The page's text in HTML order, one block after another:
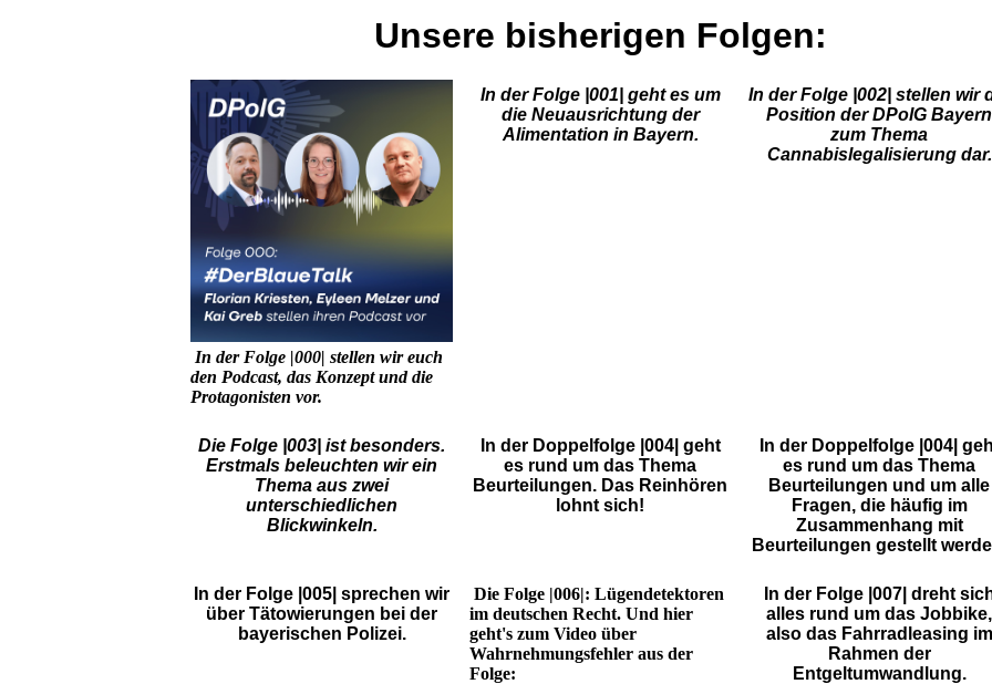
Unsere bisherigen Folgen:
In der Folge |000| stellen wir euch
den Podcast, das Konzept und die
Protagonisten vor.
In der Folge |001| geht es um
die Neuausrichtung der
Alimentation in Bayern.
In der Folge |002| stellen wir
Position der DPolG Bayern
zum Thema
Cannabislegalisierung dar.
Die Folge |003| ist besonders.
Erstmals beleuchten wir ein
Thema aus zwei
unterschiedlichen
Blickwinkeln.
In der Doppelfolge |004| geht
es rund um das Thema
Beurteilungen. Das Reinhören
lohnt sich!
In der Doppelfolge |004|
es rund um das Thema
Beurteilungen und um alle
Fragen, die häufig im
Zusammenhang mit
Beurteilungen gestellt
In der Folge |005| sprechen wir
über Tätowierungen bei der
bayerischen Polizei.
Die Folge |006|: Lügendetektoren
im deutschen Recht. Und hier
geht's zum Video über
Wahrnehmungsfehler aus der
Folge:
In der Folge |007| dreht
alles rund um das Jobbike,
also das Fahrradleasing im
Rahmen der
Entgeltumwandlung.